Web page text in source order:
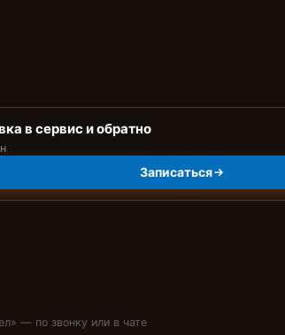
в сервис и обратно
Записаться
» — по звонку или в чате